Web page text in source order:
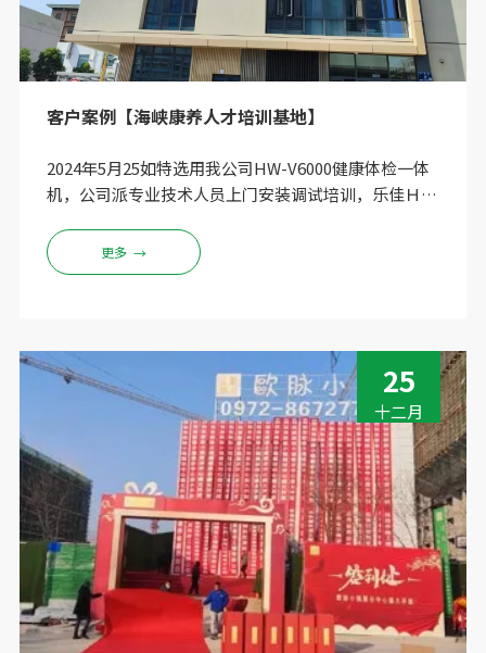
客户案例【海峡康养人才培训基地】
2024年5月25如特选用我公司HW-V6000健康体检一体
机，公司派专业技术人员上门安装调试培训，乐佳Ｈ
点，便于培训基地的教学示范和康养人才的实践操作。
此外，该设备还具备较高的稳定性和耐用性，能够满足
更多 →
25
十二月